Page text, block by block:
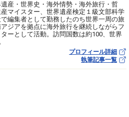
産・世界史・海外情勢・海外旅行・哲
マイスター、世界遺産検定１級文部科学
編集者として勤務したのち世界一周の旅
ジアを拠点に海外旅行を継続しながらフ
ーとして活動。訪問国数は約100、世界
プロフィール詳細
執筆記事一覧